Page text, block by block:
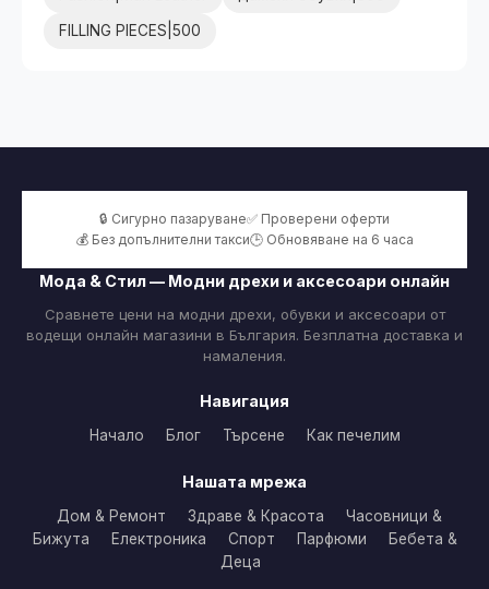
FILLING PIECES|500
🔒 Сигурно пазаруване✅ Проверени оферти
💰 Без допълнителни такси🕒 Обновяване на 6 часа
Мода & Стил — Модни дрехи и аксесоари онлайн
Сравнете цени на модни дрехи, обувки и аксесоари от
водещи онлайн магазини в България. Безплатна доставка и
намаления.
Навигация
Начало Блог Търсене Как печелим
Нашата мрежа
Дом & Ремонт Здраве & Красота
Часовници &
Бижута
Електроника Спорт Парфюми
Бебета &
Деца